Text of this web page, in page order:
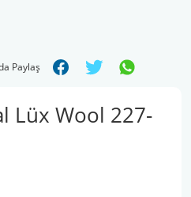
Paylaş
Lüx Wool 227-